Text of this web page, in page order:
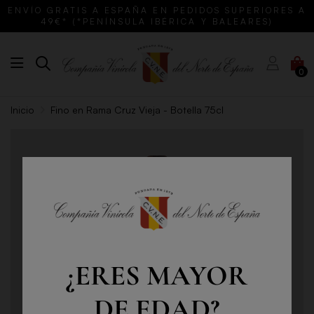
¿ERES MAYOR
ENVÍO GRATIS A ESPAÑA EN PEDIDOS SUPERIORES A
49€* (*PENÍNSULA IBÉRICA Y BALEARES)
0
Inicio Fino en Rama Cruz Vieja - Botella 75cl